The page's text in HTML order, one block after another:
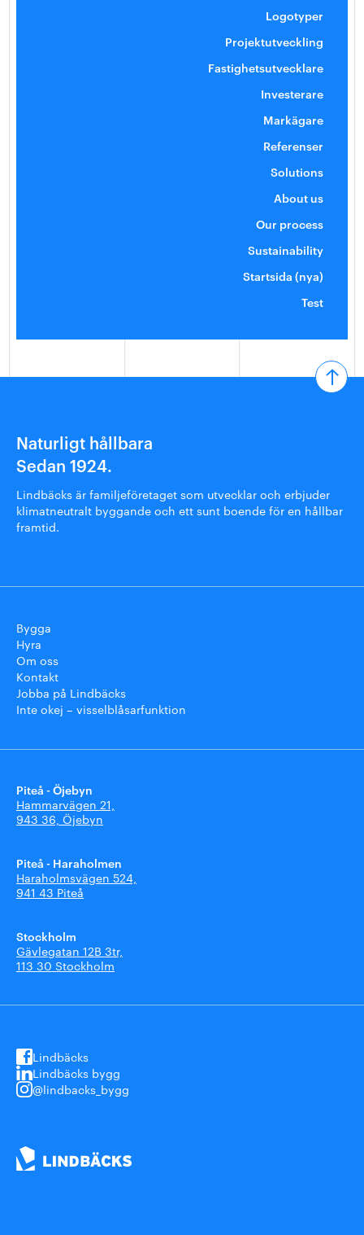
Logotyper
Projektutveckling
Fastighetsutvecklare
Investerare
Markägare
Referenser
Solutions
About us
Our process
Sustainability
Startsida (nya)
Test
Naturligt hållbara
Sedan 1924.
Lindbäcks är familjeföretaget som utvecklar och erbjuder
klimatneutralt byggande och ett sunt boende för en hållbar
framtid.
Bygga
Hyra
Om oss
Kontakt
Jobba på Lindbäcks
Inte okej – visselblåsarfunktion
Piteå - Öjebyn
Hammarvägen 21,
943 36, Öjebyn
Piteå - Haraholmen
Haraholmsvägen 524,
941 43 Piteå
Stockholm
Gävlegatan 12B 3tr,
113 30 Stockholm
Lindbäcks
Lindbäcks bygg
@lindbacks_bygg